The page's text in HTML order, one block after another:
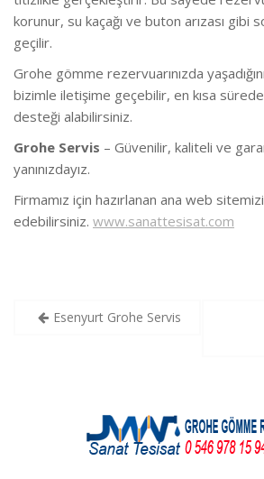
korunur, su kaçağı ve buton arızası gibi
geçilir.
Grohe gömme rezervuarınızda
bizimle iletişime geçebilir, en kısa
desteği alabilirsiniz.
Grohe Servis – Güvenilir, kaliteli ve
yanınızdayız.
Firmamız için hazırlanan ana web
edebilirsiniz. www.sanattesisat.com
YazıEsenyurt Grohe Servis